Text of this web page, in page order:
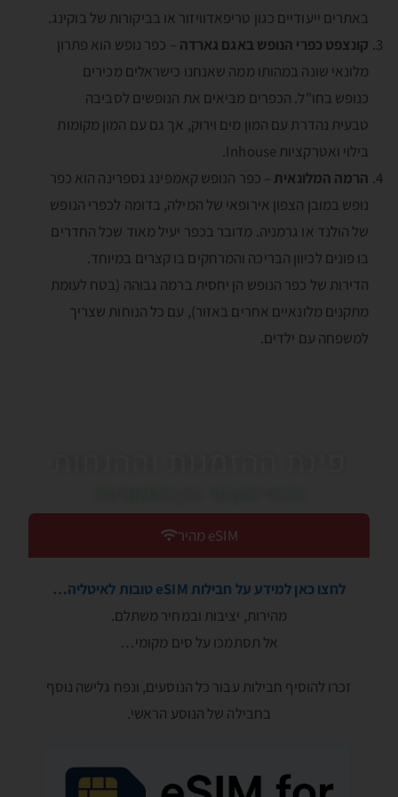
באתרים ייעודיים כגון טריפאדוויזור או בביקורות של בוקינג.
קונצפט כפרי הנופש באגם גארדה – כפר נופש הוא פתרון
מלונאי שונה במהותו ממה שאנחנו כישראלים מכירים
כנופש בחו"ל. הכפרים מביאים את הנופשים לסביבה
טבעית נהדרת עם המון מים וירוק, אך גם עם המון מקומות
בילוי ואטרקציות Inhouse.
הרמה המלונאית – כפר הנופש קאמפינג גספרינה הוא כפר
נופש במובן הצפון אירופאי של המילה, בדומה לכפרי הנופש
של הולנד או גרמניה. מדובר בכפר יעיל מאוד שכל החדרים
בו פונים לכיוון הבריכה והמרחקים בו קצרים במיוחד.
הדירות של כפר הנופש הן יחסית ברמה גבוהה (בטח לעומת
מתקנים מלונאיים אחרים באזור), עם כל הנוחות שצריך
למשפחה עם ילדים.
eSIM מהיר
לחצו כאן למידע על חבילות eSIM טובות לאיטליה…
מהירות, יציבות ובמחיר משתלם.
אל תסתמכו על סים מקומי…
זכרו להוסיף חבילות עבור כל הנוסעים, ונפח גלישה נוסף
בחבילה של הנוסע הראשי.